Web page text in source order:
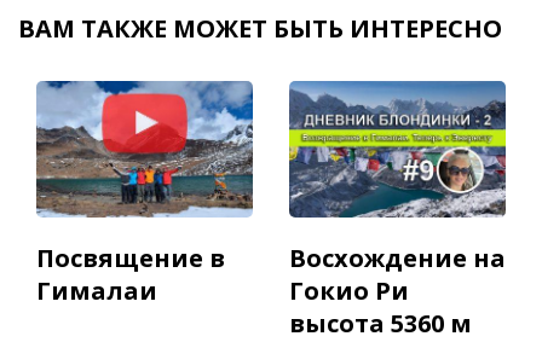
ВАМ ТАКЖЕ МОЖЕТ БЫТЬ ИНТЕРЕСНО
Посвящение в
Гималаи
Восхождение на
Гокио Ри
высота 5360 м